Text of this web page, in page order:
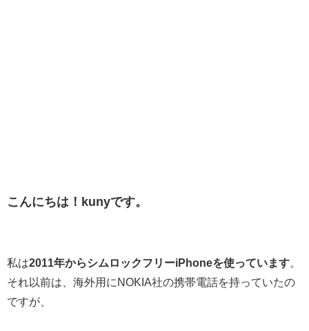
こんにちは！kunyです。
私は2011年からシムロックフリーiPhoneを使っています
それ以前は、海外用にNOKIA社の携帯電話を持っていたの
ですが、